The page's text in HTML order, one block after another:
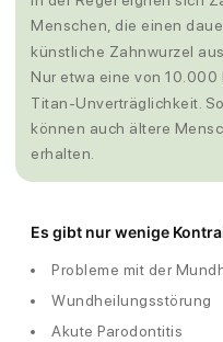
Menschen, die einen
künstliche Zahnwurzel
Nur etwa eine von
Titan-Unverträglichkeit.
können auch ältere
erhalten.
Es gibt nur wenige
Probleme mit der
Wundheilungsstörung
Akute Parodontitis